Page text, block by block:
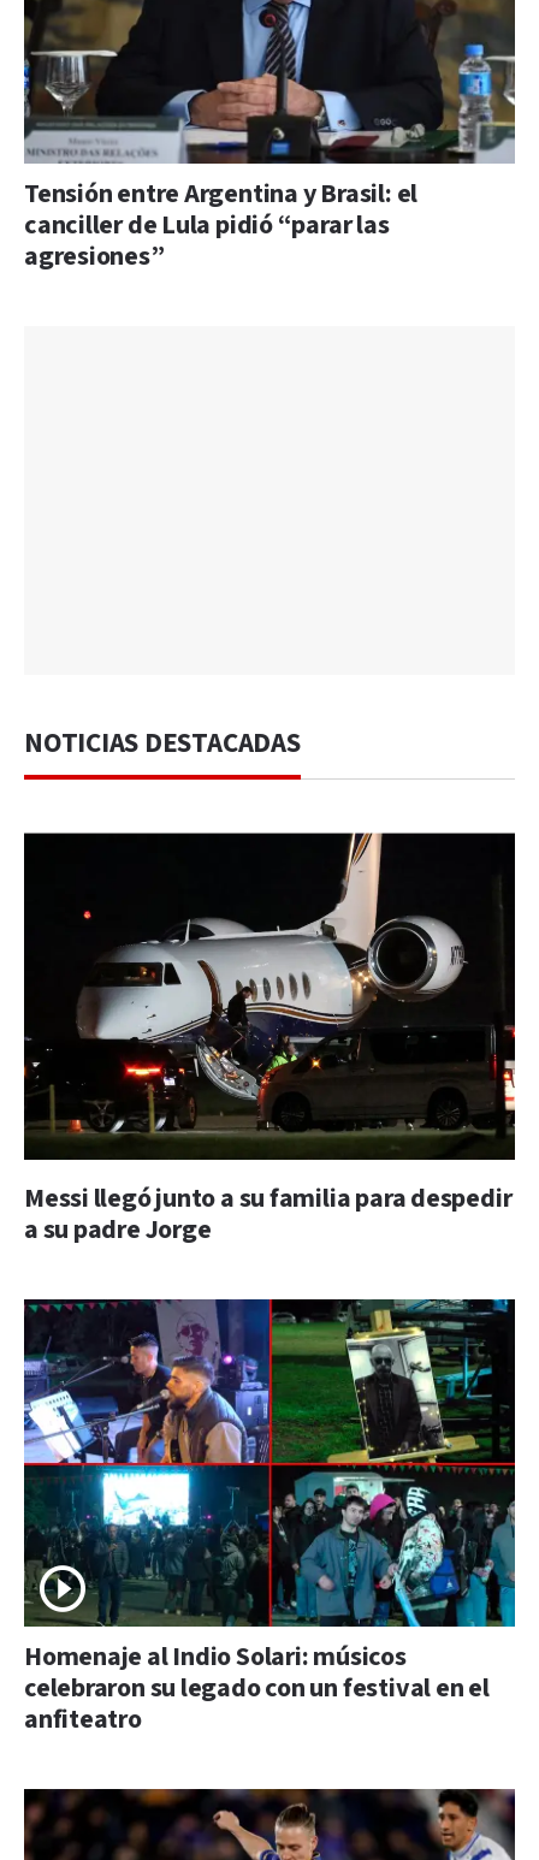
Tensión entre Argentina y Brasil: el
canciller de Lula pidió “parar las
agresiones”
NOTICIAS DESTACADAS
Messi llegó junto a su familia para despedir
a su padre Jorge
Homenaje al Indio Solari: músicos
celebraron su legado con un festival en el
anfiteatro